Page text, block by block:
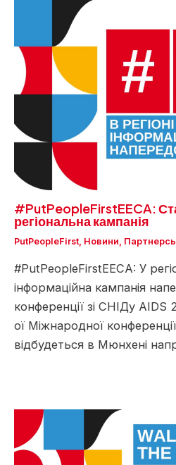
#PutPeopleFirstEECA:
регіональна кампанія
PutPeopleFirst Новини
#PutPeopleFirstEECA: У
інформаційна кампанія
конференції зі СНІДу
ої Міжнародної
відбудеться в Мюнхені